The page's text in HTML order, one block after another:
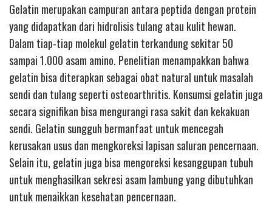
Gelatin merupakan campuran antara peptida dengan protein
yang didapatkan dari hidrolisis tulang atau kulit hewan.
Dalam tiap-tiap molekul gelatin terkandung sekitar 50
sampai 1.000 asam amino. Penelitian menampakkan bahwa
gelatin bisa diterapkan sebagai obat natural untuk masalah
sendi dan tulang seperti osteoarthritis. Konsumsi gelatin juga
secara signifikan bisa mengurangi rasa sakit dan kekakuan
sendi. Gelatin sungguh bermanfaat untuk mencegah
kerusakan usus dan mengkoreksi lapisan saluran pencernaan.
Selain itu, gelatin juga bisa mengoreksi kesanggupan tubuh
untuk menghasilkan sekresi asam lambung yang dibutuhkan
untuk menaikkan kesehatan pencernaan.